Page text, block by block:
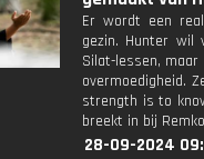
Er wordt een
gezin. Hunter wil
Silat-lessen,
overmoedigheid.
strength is to
breekt in bij
28-09-2024